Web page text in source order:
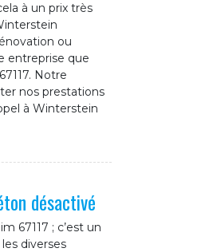
à un prix très
ou
entreprise que
Notre
nos prestations
à Winterstein
désactivé
67117 ; c’est un
diverses